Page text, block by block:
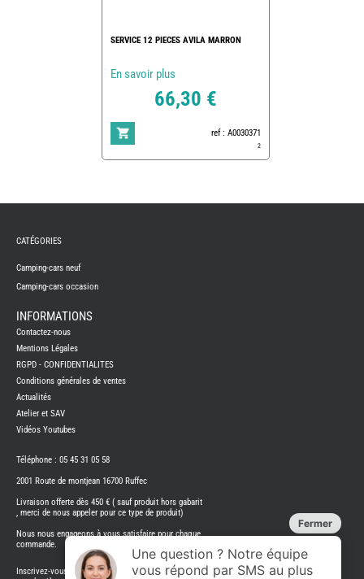
SERVICE 12 PIECES AVILA MARRON
En savoir plus
66,30 €
ref : A0030371
2
CAMPING-
NEUFS
CAMPING-
CAMPING-
BENIMAR
CAMPING-
CARADO
CAMPING-
ITINEO
CAMPING-
OCCASION
CARADO
NEUFS
CATÉGORIES
Camping-cars neuf
Camping-cars occasion
INFORMATIONS
Contactez-nous
Mentions Légales
RGPD - CONFIDENTIALITES
Conditions générales de ventes
Actualités
Atelier et SAV
Vidéos Youtubes
Téléphone : 05 45 31 05 58
2001 Route de montjean 16700 Ruffec
Livraison offerte dès 450 € ( sauf produit hors gabarit
, merci de nous appeler pour ce type de produit)
Nous nous engageons à vous satisfaire pour chaque
commande.
Inscrivez-vous à notre bulletin d'information Restez au courant de